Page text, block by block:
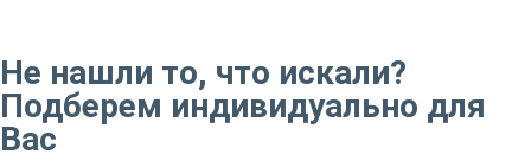
Не нашли то, что искали?
Подберем индивидуально для
Вас